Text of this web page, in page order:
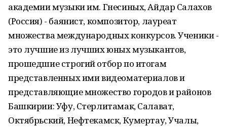
академии музыки им. Гнесиных, Айдар Салахов
(Россия) - баянист, композитор, лауреат
множества международных конкурсов. Ученики -
это лучшие из лучших юных музыкантов,
прошедшие строгий отбор по итогам
представленных ими видеоматериалов и
представляющие множество городов и районов
Башкирии: Уфу, Стерлитамак, Салават,
Октябрьский, Нефтекамск, Кумертау, Учалы,